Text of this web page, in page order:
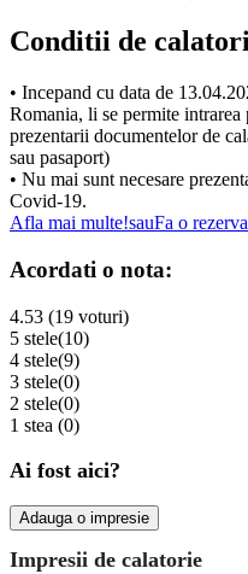
Conditii de
• Incepand cu data de
Romania, li se permite
prezentarii documentelor de
sau pasaport)
• Nu mai sunt necesare
Covid-19.
Afla mai multe!sauFa o
Acordati o nota:
4.53 (19 voturi)
5 stele(10)
4 stele(9)
3 stele(0)
2 stele(0)
1 stea (0)
Ai fost aici?
Adauga o impresie
Impresii de calatorie